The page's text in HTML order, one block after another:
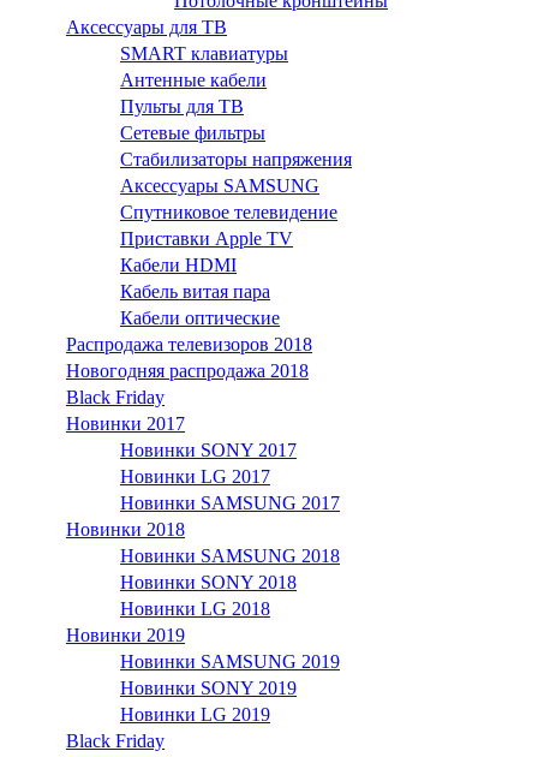
Аксессуары для ТВ
SMART клавиатуры
Антенные кабели
Пульты для ТВ
Сетевые фильтры
Стабилизаторы напряжения
Аксессуары SAMSUNG
Спутниковое телевидение
Приставки Apple TV
Кабели HDMI
Кабель витая пара
Кабели оптические
Распродажа телевизоров 2018
Новогодняя распродажа 2018
Black Friday
Новинки 2017
Новинки SONY 2017
Новинки LG 2017
Новинки SAMSUNG 2017
Новинки 2018
Новинки SAMSUNG 2018
Новинки SONY 2018
Новинки LG 2018
Новинки 2019
Новинки SAMSUNG 2019
Новинки SONY 2019
Новинки LG 2019
Black Friday